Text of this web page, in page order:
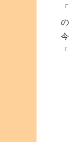
「
「